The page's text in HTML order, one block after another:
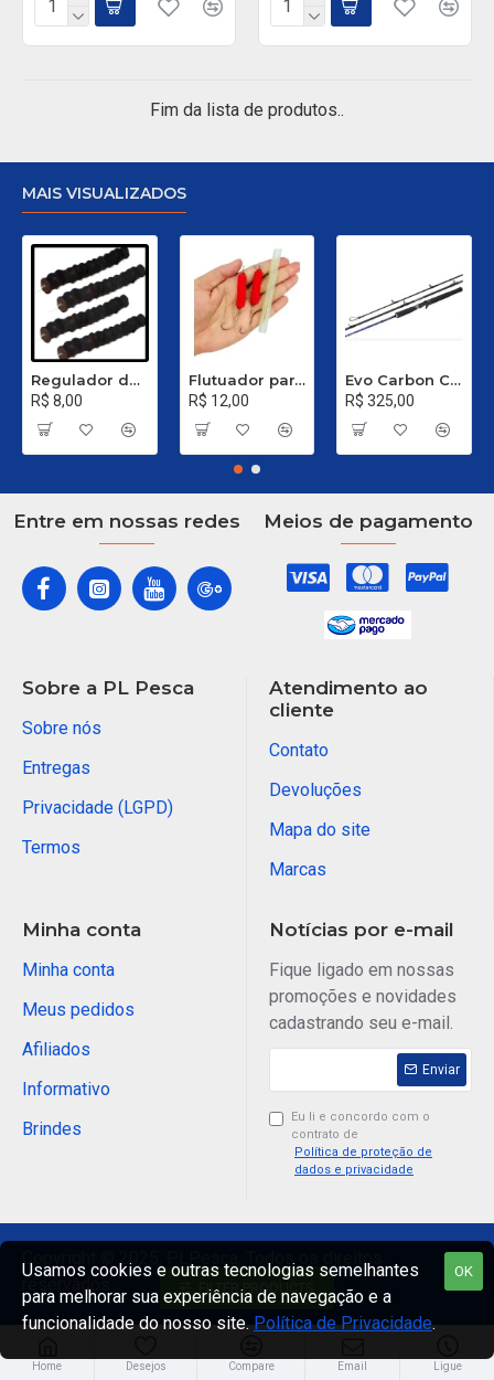
Fim da lista de produtos..
MAIS VISUALIZADOS
Regulador de Chumbada STOP Nº 1
R$ 8,00
Flutuador para Salsicha Nº 9
R$ 12,00
Evo Carbon C 661 XH - 40 a 80 Libras
R$ 325,00
Entre em nossas redes Meios de pagamento
Sobre a PL Pesca
Sobre nós
Entregas
Privacidade (LGPD)
Termos
Atendimento ao
cliente
Contato
Devoluções
Mapa do site
Marcas
Minha conta
Minha conta
Meus pedidos
Afiliados
Informativo
Brindes
Notícias por e-mail
Fique ligado em nossas
promoções e novidades
cadastrando seu e-mail.
Enviar
Eu li e concordo com o
contrato de
Política de proteção de
dados e privacidade
Copyright © 2025, PLPesca, Todos os direitos
reservados.
Home Desejos Compare Email Ligue
OK
Usamos cookies e outras tecnologias semelhantes
para melhorar sua experiência de navegação e a
funcionalidade do nosso site. Política de Privacidade.
FILTER PRODUCTS